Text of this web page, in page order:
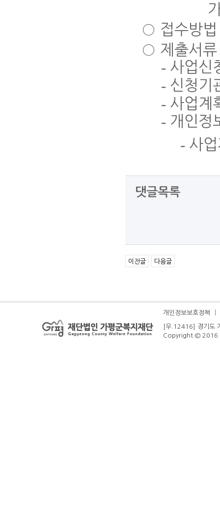
가평군
○ 접수방
○ 제출서류
- 사업신
- 신청기
- 사업계
- 개인정
- 사
댓글목록
이전글 다음글
개인정보보호정책
[우.12416] 경기
Copyright © 2016